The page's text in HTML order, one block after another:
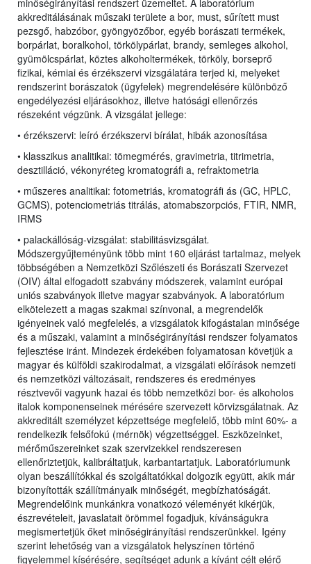
minőségirányítási rendszert üzemeltet. A laboratórium
akkreditálásának műszaki területe a bor, must, sűrített must
pezsgő, habzóbor, gyöngyözőbor, egyéb borászati termékek,
borpárlat, boralkohol, törkölypárlat, brandy, semleges alkohol,
gyümölcspárlat, köztes alkoholtermékek, törköly, borseprő
fizikai, kémiai és érzékszervi vizsgálatára terjed ki, melyeket
rendszerint borászatok (ügyfelek) megrendelésére különböző
engedélyezési eljárásokhoz, illetve hatósági ellenőrzés
részeként végzünk. A vizsgálat jellege:
• érzékszervi: leíró érzékszervi bírálat, hibák azonosítása
• klasszikus analitikai: tömegmérés, gravimetria, titrimetria,
desztilláció, vékonyréteg kromatográfi a, refraktometria
• műszeres analitikai: fotometriás, kromatográfi ás (GC, HPLC,
GCMS), potenciometriás titrálás, atomabszorpciós, FTIR, NMR,
IRMS
• palackállóság-vizsgálat: stabilitásvizsgálat.
Módszergyűjteményünk több mint 160 eljárást tartalmaz, melyek
többségében a Nemzetközi Szőlészeti és Borászati Szervezet
(OIV) által elfogadott szabvány módszerek, valamint európai
uniós szabványok illetve magyar szabványok. A laboratórium
elkötelezett a magas szakmai színvonal, a megrendelők
igényeinek való megfelelés, a vizsgálatok kifogástalan minősége
és a műszaki, valamint a minőségirányítási rendszer folyamatos
fejlesztése iránt. Mindezek érdekében folyamatosan követjük a
magyar és külföldi szakirodalmat, a vizsgálati előírások nemzeti
és nemzetközi változásait, rendszeres és eredményes
résztvevői vagyunk hazai és több nemzetközi bor- és alkoholos
italok komponenseinek mérésére szervezett körvizsgálatnak. Az
akkreditált személyzet képzettsége megfelelő, több mint 60%- a
rendelkezik felsőfokú (mérnök) végzettséggel. Eszközeinket,
mérőműszereinket szak szervizekkel rendszeresen
ellenőriztetjük, kalibráltatjuk, karbantartatjuk. Laboratóriumunk
olyan beszállítókkal és szolgáltatókkal dolgozik együtt, akik már
bizonyították szállítmányaik minőségét, megbízhatóságát.
Megrendelőink munkánkra vonatkozó véleményét kikérjük,
észrevételeit, javaslatait örömmel fogadjuk, kívánságukra
megismertetjük őket minőségirányítási rendszerünkkel. Igény
szerint lehetőség van a vizsgálatok helyszínen történő
figyelemmel kísérésére, segítséget adunk a kívánt célt elérő